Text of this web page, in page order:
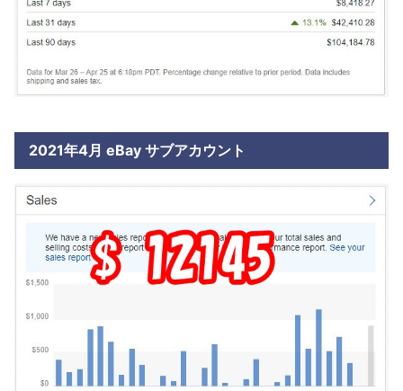
2021年4月 eBay サブアカウント